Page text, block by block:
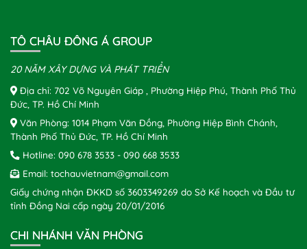
TÔ CHÂU ĐÔNG Á GROUP
20 NĂM XÂY DỰNG VÀ PHÁT TRIỂN
Địa chỉ: 702 Võ Nguyên Giáp , Phường Hiệp Phú, Thành Phố Thủ
Đức, TP. Hồ Chí Minh
Văn Phòng: 1014 Phạm Văn Đồng, Phường Hiệp Bình Chánh,
Thành Phố Thủ Đức, TP. Hồ Chí Minh
Hotline: 090 678 3533 - 090 668 3533
Email: tochauvietnam@gmail.com
Giấy chứng nhận ĐKKD số 3603349269 do Sở Kế hoạch và Đầu tư
tỉnh Đồng Nai cấp ngày 20/01/2016
CHI NHÁNH VĂN PHÒNG